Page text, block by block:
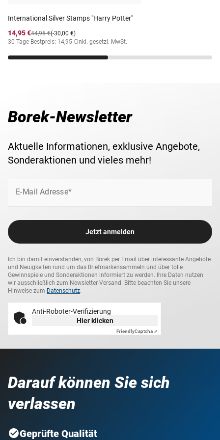
International Silver Stamps "Harry Potter"
14,95 €
(-30,00 €)
44,95 €
30-Tage-Bestpreis: 14,95 €inkl. gesetzl. MwSt.
Borek-Newsletter
Aktuelle Informationen, exklusive Angebote,
Sonderaktionen und vieles mehr!
E-Mail Adresse*
Jetzt anmelden
Ich bin damit einverstanden, von Borek per Email über interessante Angebote
und Neuigkeiten rund um das Briefmarkensammeln und über tolle
Gewinnspiele und Sonderaktionen informiert zu werden. Ihre Daten nutzen
wir ausschließlich zum Newsletter-Versand. Bitte beachten Sie unsere
Hinweise zum Datenschutz.
Anti-Roboter-Verifizierung
Hier klicken
FriendlyCaptcha ⇗
Darauf können Sie sich
verlassen
Geprüfte Qualität